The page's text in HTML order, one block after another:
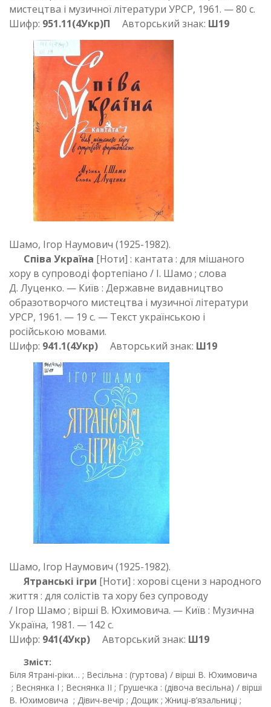
мистецтва і музичної літератури УРСР, 1961. — 80 с.
Шифр: 951.11(4Укр)П Авторський знак: Ш19
Шамо, Ігор Наумович (1925-1982).
Співа Україна [Ноти] : кантата : для мішаного
хору в супроводі фортепіано / І. Шамо ; слова
Д. Луценко. — Київ : Державне видавництво
образотворчого мистецтва і музичної літератури
УРСР, 1961. — 19 с. — Текст українською і
російською мовами.
Шифр: 941.1(4Укр) Авторський знак: Ш19
Шамо, Ігор Наумович (1925-1982).
Ятранські ігри [Ноти] : хорові сцени з народного
життя : для солістів та хору без супроводу
/ Ігор Шамо ; вірші В. Юхимовича. — Київ : Музична
Україна, 1981. — 142 с.
Шифр: 941(4Укр) Авторський знак: Ш19
Зміст:
Біля Ятрані-ріки… ; Весільна : (гуртова) / вірші В. Юхимовича
; Веснянка І ; Веснянка ІІ ; Грушечка : (дівоча весільна) / вірші
В. Юхимовича ; Дівич-вечір ; Дощик ; Жниці-в’язальниці ;